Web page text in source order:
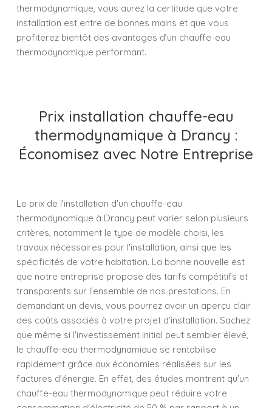
thermodynamique, vous aurez la certitude que votre
installation est entre de bonnes mains et que vous
profiterez bientôt des avantages d’un chauffe-eau
thermodynamique performant.
Prix installation chauffe-eau
thermodynamique à Drancy :
Économisez avec Notre Entreprise
Le prix de l'installation d'un chauffe-eau
thermodynamique à Drancy peut varier selon plusieurs
critères, notamment le type de modèle choisi, les
travaux nécessaires pour l'installation, ainsi que les
spécificités de votre habitation. La bonne nouvelle est
que notre entreprise propose des tarifs compétitifs et
transparents sur l’ensemble de nos prestations. En
demandant un devis, vous pourrez avoir un aperçu clair
des coûts associés à votre projet d’installation. Sachez
que même si l'investissement initial peut sembler élevé,
le chauffe-eau thermodynamique se rentabilise
rapidement grâce aux économies réalisées sur les
factures d'énergie. En effet, des études montrent qu'un
chauffe-eau thermodynamique peut réduire votre